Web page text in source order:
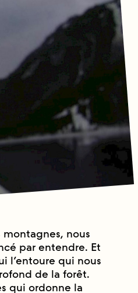
montagnes, nous
par entendre. Et
l’entoure qui nous
de la forêt.
qui ordonne la